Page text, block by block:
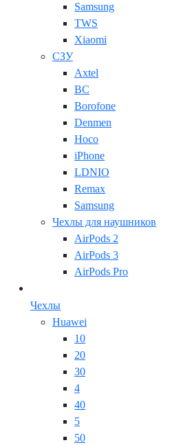
Samsung
TWS
Xiaomi
СЗУ
Axtel
BC
Borofone
Denmen
Hoco
iPhone
LDNIO
Remax
Samsung
Чехлы для наушников
AirPods 2
AirPods 3
AirPods Pro
Чехлы
Huawei
10
20
30
4
40
5
50